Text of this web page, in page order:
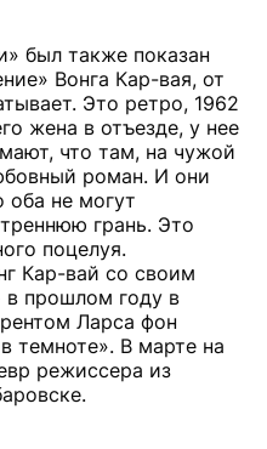
был также показан
Вонга Кар-вая, от
Это ретро, 1962
жена в отъезде, у нее
что там, на чужой
роман. И они
оба не могут
грань. Это
поцелуя.
Кар-вай со своим
прошлом году в
Ларса фон
темноте». В марте на
режиссера из